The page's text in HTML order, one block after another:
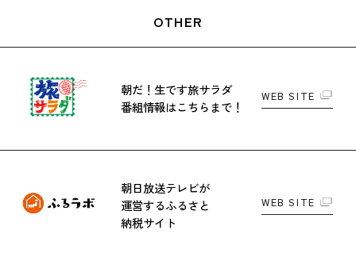
OTHER
朝だ！生です旅サラダ
番組情報はこちらまで！
WEB SITE
朝日放送テレビが
運営するふるさと
納税サイト
WEB SITE